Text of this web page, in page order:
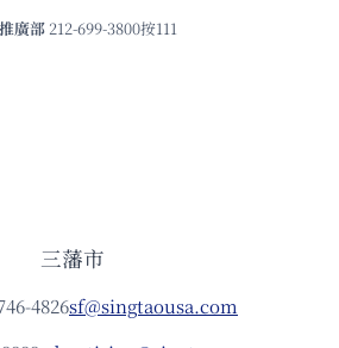
廣部 212-699-3800按111
三藩市
4826sf@singtaousa.com